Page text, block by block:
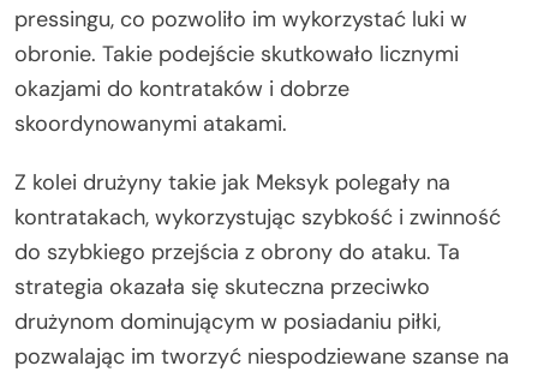
pressingu, co pozwoliło im wykorzystać luki w
obronie. Takie podejście skutkowało licznymi
okazjami do kontrataków i dobrze
skoordynowanymi atakami.
Z kolei drużyny takie jak Meksyk polegały na
kontratakach, wykorzystując szybkość i zwinność
do szybkiego przejścia z obrony do ataku. Ta
strategia okazała się skuteczna przeciwko
drużynom dominującym w posiadaniu piłki,
pozwalając im tworzyć niespodziewane szanse na